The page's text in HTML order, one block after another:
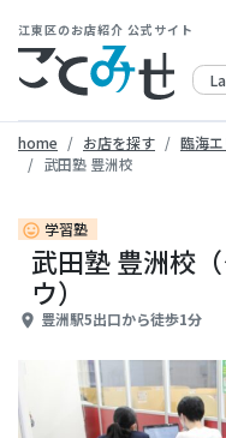
江東区のお店紹介 公式サイト
home お店を探す 臨海
武田塾 豊洲校
insert_emoticon 学習塾
武田塾 豊洲校
ウ）
place 豊洲駅5出口から徒歩1分